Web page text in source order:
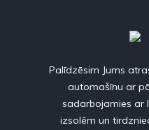
Palīdzēsim Jums
automašīnu ar
sadarbojamies ar
izsolēm un